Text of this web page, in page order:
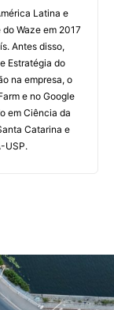
Latina e
Waze em 2017
Antes disso,
Estratégia do
na empresa, o
e no Google
em Ciência da
Catarina e
USP.